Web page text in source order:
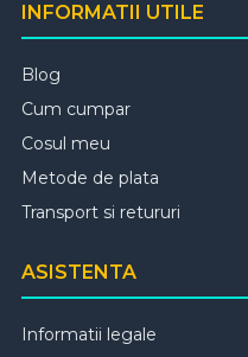
INFORMATII UTILE
Blog
Cum cumpar
Cosul meu
Metode de plata
Transport si retururi
ASISTENTA
Informatii legale